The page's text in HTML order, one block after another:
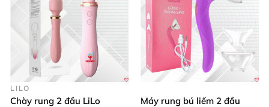
LILO
Chày rung 2 đầu LiLo
Máy rung bú liếm 2 đầu